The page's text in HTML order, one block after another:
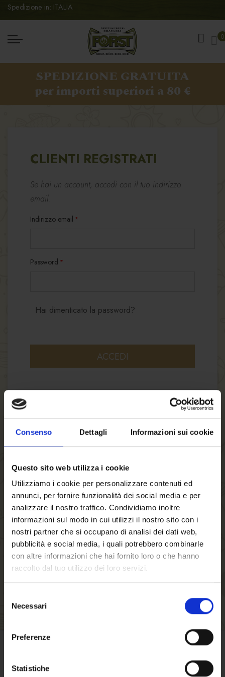
Benvenuto su forst.it
Consenso Dettagli Informazioni sui cookie
Questo sito web utilizza i cookie
Utilizziamo i cookie per personalizzare contenuti ed
annunci, per fornire funzionalità dei social media e per
analizzare il nostro traffico. Condividiamo inoltre
informazioni sul modo in cui utilizzi il nostro sito con i
nostri partner che si occupano di analisi dei dati web,
pubblicità e social media, i quali potrebbero combinarle
con altre informazioni che hai fornito loro o che hanno
raccolto dal tuo utilizzo dei loro servizi.
delNecessari
Preferenze
Statistiche
Spedizione in: ITALIA
0
SPEDIZIONE GRATUITA
per importi superiori a 80 €
CLIENTI REGISTRATI
Se hai un account, accedi con il tuo indirizzo
email.
Indirizzo email
Password
ACCEDI
Hai dimenticato la password?
NUOVI CLIENTI
Creando un account sul nostro negozio, sarai in
grado di muoverti più velocemente attraverso il
processo di checkout, memorizzare più indirizzi
di spedizione, visualizzare e tracciare i tuoi
ordini nel tuo account e molto altro.
CREA UN ACCOUNT
CONDIZIONI DI VENDITA